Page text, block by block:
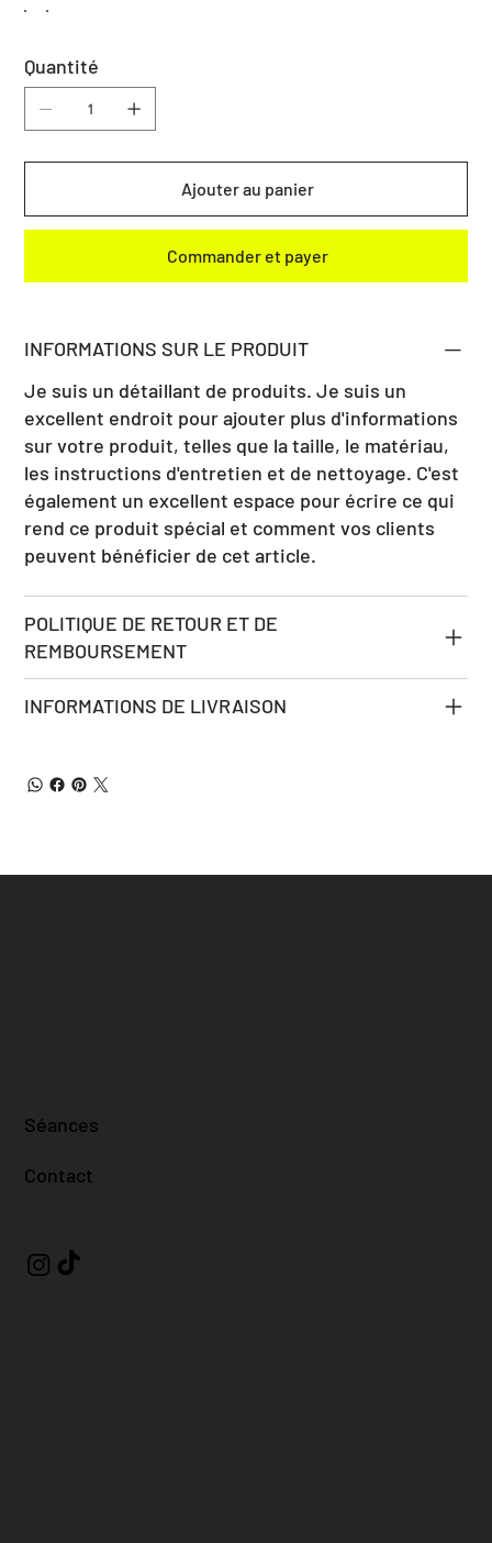
Quantité
Ajouter au panier
Commander et payer
INFORMATIONS SUR LE PRODUIT
Je suis un détaillant de produits. Je suis un
excellent endroit pour ajouter plus d'informations
sur votre produit, telles que la taille, le matériau,
les instructions d'entretien et de nettoyage. C'est
également un excellent espace pour écrire ce qui
rend ce produit spécial et comment vos clients
peuvent bénéficier de cet article.
POLITIQUE DE RETOUR ET DE
REMBOURSEMENT
INFORMATIONS DE LIVRAISON
Séances
Contact